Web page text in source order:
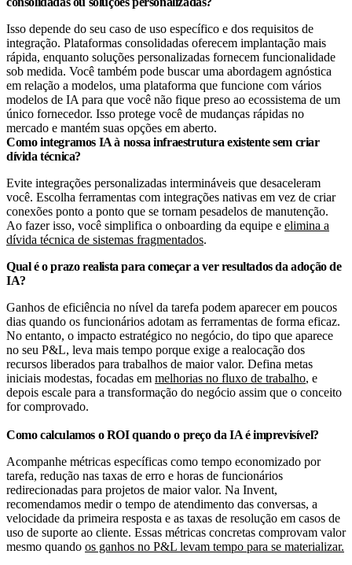
Isso depende do seu caso de uso específico e dos requisitos de
integração. Plataformas consolidadas oferecem implantação mais
rápida, enquanto soluções personalizadas fornecem funcionalidade
sob medida. Você também pode buscar uma abordagem agnóstica
em relação a modelos, uma plataforma que funcione com vários
modelos de IA para que você não fique preso ao ecossistema de um
único fornecedor. Isso protege você de mudanças rápidas no
mercado e mantém suas opções em aberto.
Como integramos IA à nossa infraestrutura existente sem criar
dívida técnica?
Evite integrações personalizadas intermináveis que desaceleram
você. Escolha ferramentas com integrações nativas em vez de criar
conexões ponto a ponto que se tornam pesadelos de manutenção.
Ao fazer isso, você simplifica o onboarding da equipe e elimina a
dívida técnica de sistemas fragmentados.
Qual é o prazo realista para começar a ver resultados da adoção de
IA?
Ganhos de eficiência no nível da tarefa podem aparecer em poucos
dias quando os funcionários adotam as ferramentas de forma eficaz.
No entanto, o impacto estratégico no negócio, do tipo que aparece
no seu P&L, leva mais tempo porque exige a realocação dos
recursos liberados para trabalhos de maior valor. Defina metas
iniciais modestas, focadas em melhorias no fluxo de trabalho, e
depois escale para a transformação do negócio assim que o conceito
for comprovado.
Como calculamos o ROI quando o preço da IA é imprevisível?
Acompanhe métricas específicas como tempo economizado por
tarefa, redução nas taxas de erro e horas de funcionários
redirecionadas para projetos de maior valor. Na Invent,
recomendamos medir o tempo de atendimento das conversas, a
velocidade da primeira resposta e as taxas de resolução em casos de
uso de suporte ao cliente. Essas métricas concretas comprovam valor
mesmo quando os ganhos no P&L levam tempo para se materializar.